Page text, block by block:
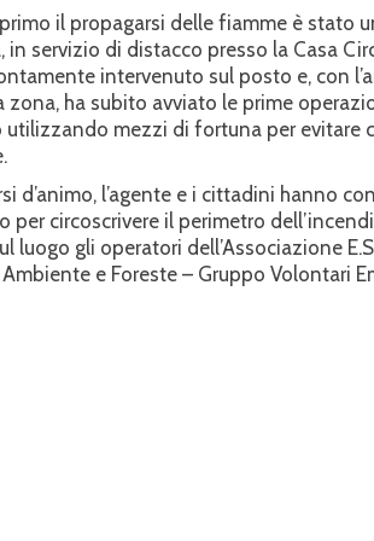
il propagarsi delle fiamme è stato
in servizio di distacco presso la Casa
intervenuto sul posto e, con
zona, ha subito avviato le prime
utilizzando mezzi di fortuna per evitare
d’animo, l’agente e i cittadini hanno
per circoscrivere il perimetro
luogo gli operatori dell’Associazione
e Foreste – Gruppo Volontari